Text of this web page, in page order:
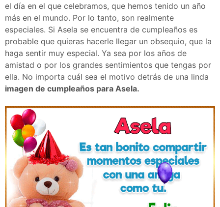
el día en el que celebramos, que hemos tenido un año
más en el mundo. Por lo tanto, son realmente
especiales. Si Asela se encuentra de cumpleaños es
probable que quieras hacerle llegar un obsequio, que la
haga sentir muy especial. Ya sea por los años de
amistad o por los grandes sentimientos que tengas por
ella. No importa cuál sea el motivo detrás de una linda
imagen de cumpleaños para Asela.